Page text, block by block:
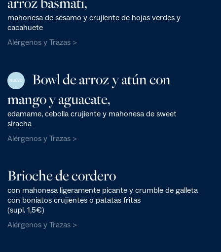
mahonesa de sésamo y crujiente de hojas verdes y
cacahuete
Alérgenos y Trazas >
NUEVO
Bowl de arroz y atún con
mango y aguacate,
edamame, cebolla crujiente y mahonesa de sweet
siracha
Alérgenos y Trazas >
Brioche de cordero
con mahonesa ligeramente picante y crumble de galleta
con boniatos crujientes o patatas fritas
(supl. 1,5€)
Alérgenos y Trazas >